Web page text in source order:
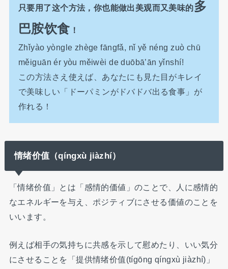
只要用了这个方法，你也能做出美观而又美味的多
巴胺饮食 ！
Zhǐyào yòngle zhège fāngfǎ, nǐ yě néng zuò chū
měiguān ér yòu měiwèi de duōbā’ān yǐnshí!
この方法さえ使えば、あなたにも見た目がキレイ
で美味しい「ドーパミンがドバドバ出る食事」が
作れる！
情绪价值（qíngxù jiàzhí）
「情绪价值」とは「感情的価値」のことで、人に感情的
なエネルギーを与え、ポジティブにさせる価値のことを
いいます。
例えば相手の気持ちに共感を示して慰めたり、いい気分
にさせることを「提供情绪价值(tígōng qíngxù jiàzhí)」